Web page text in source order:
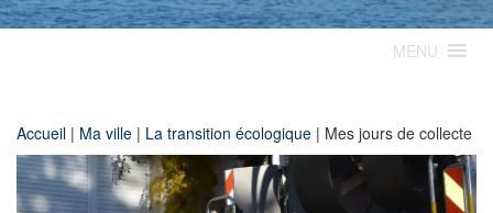
MENU
Accueil | Ma ville | La transition écologique | Mes jours de collecte